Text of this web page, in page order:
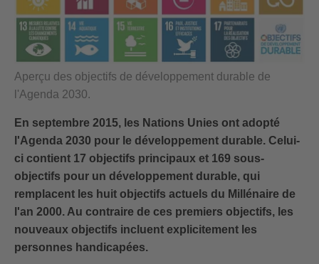
Aperçu des objectifs de développement durable de
l'Agenda 2030.
En septembre 2015, les Nations Unies ont adopté
l'Agenda 2030 pour le développement durable. Celui-
ci contient 17 objectifs principaux et 169 sous-
objectifs pour un développement durable, qui
remplacent les huit objectifs actuels du Millénaire de
l'an 2000. Au contraire de ces premiers objectifs, les
nouveaux objectifs incluent explicitement les
personnes handicapées.